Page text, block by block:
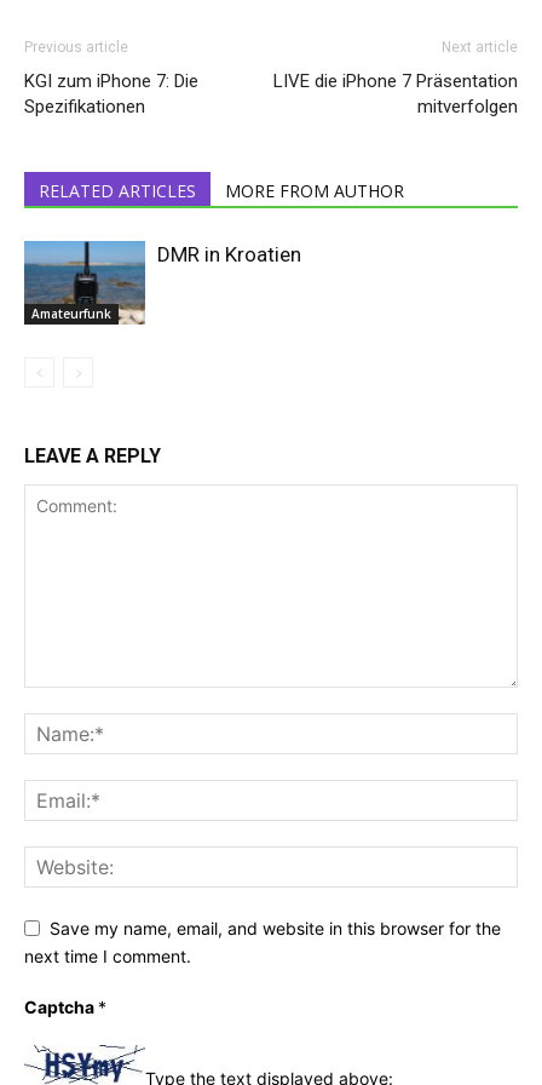
Previous article
KGI zum iPhone 7: Die
Spezifikationen
Next article
LIVE die iPhone 7 Präsentation
mitverfolgen
RELATED ARTICLES MORE FROM AUTHOR
Amateurfunk
DMR in Kroatien
LEAVE A REPLY
Save my name, email, and website in this browser for the
next time I comment.
Captcha *
Type the text displayed above: